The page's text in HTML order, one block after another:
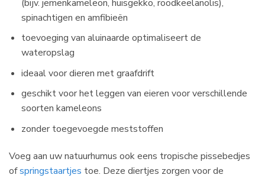
(bijv. jemenkameleon, huisgekko, roodkeelanolis),
spinachtigen en amfibieën
toevoeging van aluinaarde optimaliseert de
wateropslag
ideaal voor dieren met graafdrift
geschikt voor het leggen van eieren voor verschillende
soorten kameleons
zonder toegevoegde meststoffen
Voeg aan uw natuurhumus ook eens tropische pissebedjes
ofspringstaartjes toe. Deze diertjes zorgen voor de